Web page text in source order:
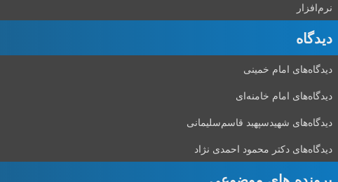
نرم‌افزار
دیدگاه‌
دیدگاه‌های امام خمینی
دیدگاه‌های امام خامنه‌ای
دیدگاه‌های شهید‌سپهبد قاسم‌سلیمانی
دیدگاه‌های دکتر محمود احمدی نژاد